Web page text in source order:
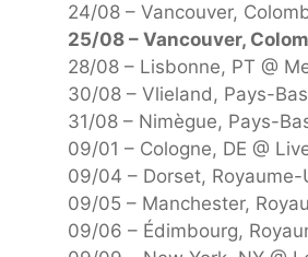
24/08 – Vancouver,
25/08 – Vancouver,
28/08 – Lisbonne, PT @
30/08 – Vlieland, Pays-
31/08 – Nimègue, Pays-
09/01 – Cologne, DE @
09/04 – Dorset, Royaume-
09/05 – Manchester,
09/06 – Édimbourg,